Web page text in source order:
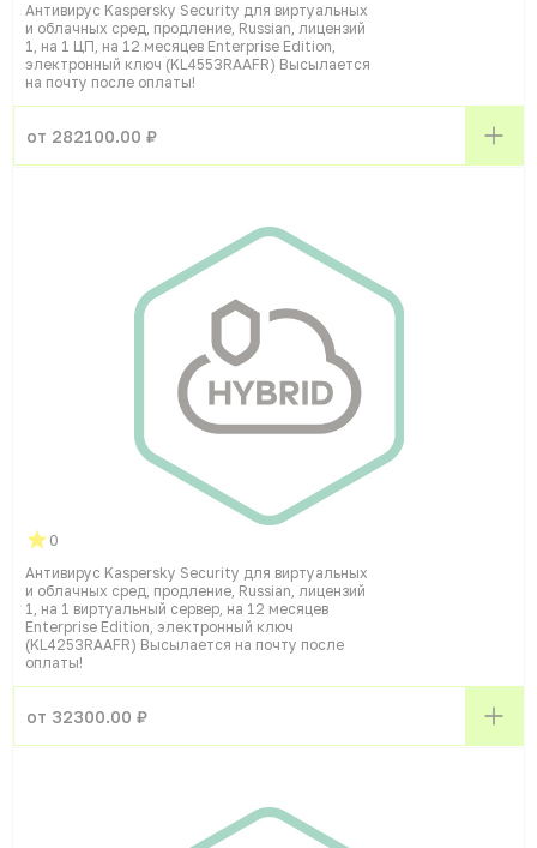
Антивирус Kaspersky Security для виртуальных
и облачных сред, продление, Russian, лицензий
1, на 1 ЦП, на 12 месяцев Enterprise Edition,
электронный ключ (KL4553RAAFR) Высылается
на почту после оплаты!
от 282100.00 ₽
0
Антивирус Kaspersky Security для виртуальных
и облачных сред, продление, Russian, лицензий
1, на 1 виртуальный сервер, на 12 месяцев
Enterprise Edition, электронный ключ
(KL4253RAAFR) Высылается на почту после
оплаты!
от 32300.00 ₽